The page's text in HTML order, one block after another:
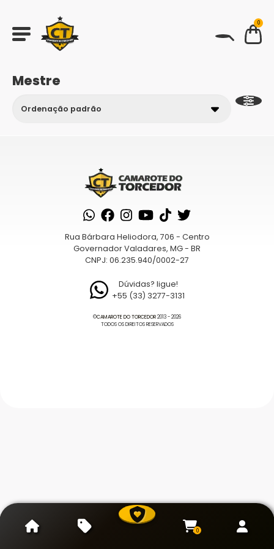
0
Mestre
Rua Bárbara Heliodora, 706 - Centro
Governador Valadares, MG - BR
CNPJ: 06.235.940/0002-27
Dúvidas? ligue!
+55 (33) 3277-3131
©CAMAROTE DO TORCEDOR2013 - 2026
TODOS OS DIREITOS RESERVADOS
0